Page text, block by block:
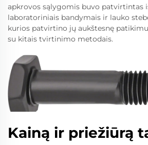
apkrovos sąlygomis buvo patvirtintas
laboratoriniais bandymais ir lauko
kurios patvirtino jų aukštesnę
su kitais tvirtinimo metodais.
Kainą ir priežiūrą